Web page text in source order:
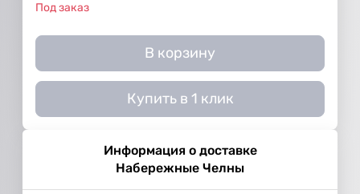
Под заказ
В корзину
Купить в 1 клик
Информация о доставке
Набережные Челны